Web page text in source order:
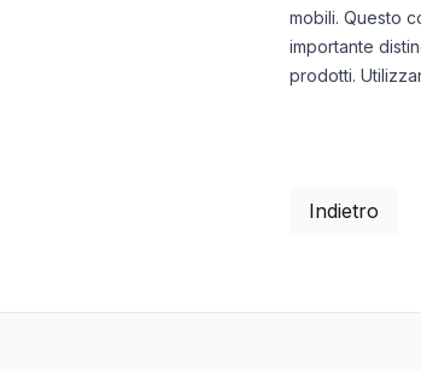
mobili. Questo
importante
prodotti.
Indietro